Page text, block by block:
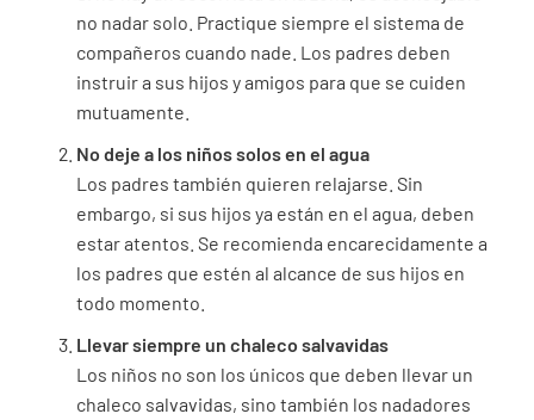
no nadar solo. Practique siempre el sistema de
compañeros cuando nade. Los padres deben
instruir a sus hijos y amigos para que se cuiden
mutuamente.
No deje a los niños solos en el agua
Los padres también quieren relajarse. Sin
embargo, si sus hijos ya están en el agua, deben
estar atentos. Se recomienda encarecidamente a
los padres que estén al alcance de sus hijos en
todo momento.
Llevar siempre un chaleco salvavidas
Los niños no son los únicos que deben llevar un
chaleco salvavidas, sino también los nadadores